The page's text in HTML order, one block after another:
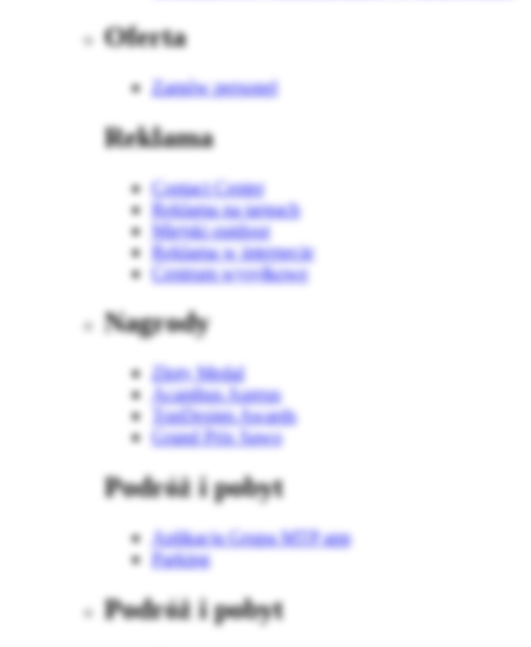
Oferta
Zamów personel
Reklama
Contact Center
Reklama na targach
Miejski outdoor
Reklama w internecie
Centrum wysyłkowe
Nagrody
Złoty Medal
Acanthus Aureus
TopDesign Awards
Grand Prix Sawo
Podróż i pobyt
Aplikacja Grupa MTP app
Parking
Podróż i pobyt